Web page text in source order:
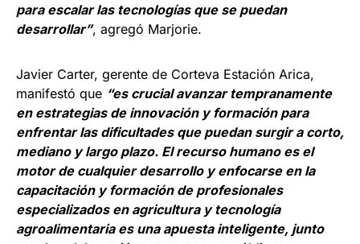
para escalar las tecnologías que se puedan
desarrollar”, agregó Marjorie.
Javier Carter, gerente de Corteva Estación Arica,
manifestó que “escrucial avanzar tempranamente
en estrategias de innovación y formación para
enfrentar las dificultades que puedan surgir a corto,
mediano y largo plazo. El recurso humano es el
motor de cualquier desarrollo y enfocarse en la
capacitación y formación de profesionales
especializados en agricultura y tecnología
agroalimentaria es una apuesta inteligente, junto